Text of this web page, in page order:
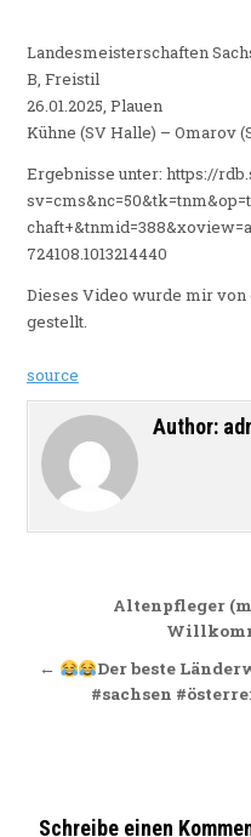
Landesmeisterschaften
B, Freistil
26.01.2025, Plauen
Kühne (SV Halle) – Omarov
Ergebnisse unter: https://
724108.1013214440
Dieses Video wurde mir
gestellt.
source
Author:
Altenpfleger
←
Der beste
#sachsen
Schreibe einen